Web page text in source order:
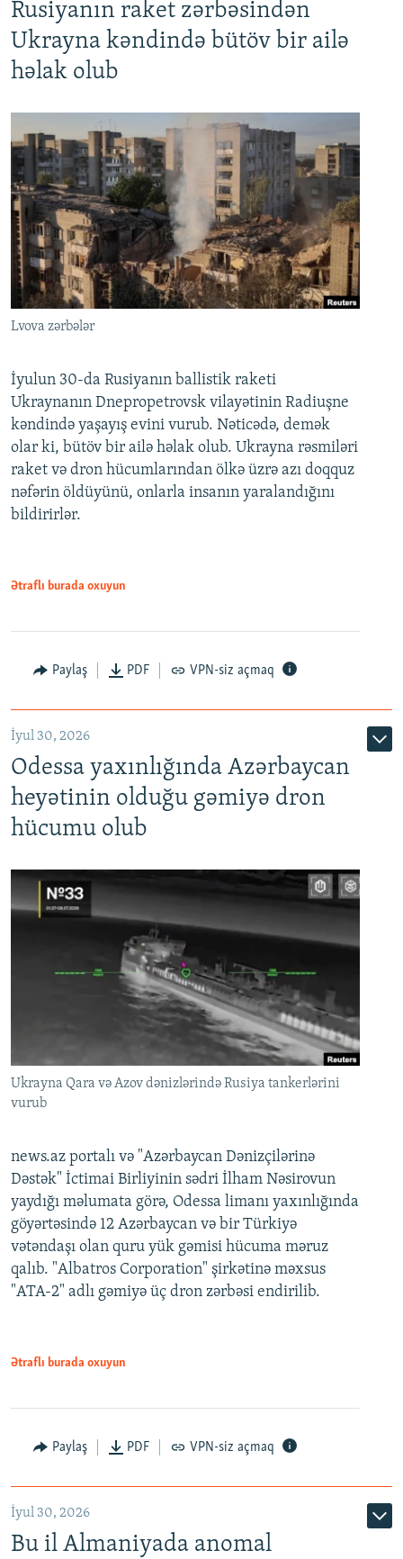
Rusiyanın raket zərbəsindən
Ukrayna kəndində bütöv bir ailə
həlak olub
Lvova zərbələr
İyulun 30-da Rusiyanın ballistik raketi
Ukraynanın Dnepropetrovsk vilayətinin Radiuşne
kəndində yaşayış evini vurub. Nəticədə, demək
olar ki, bütöv bir ailə həlak olub. Ukrayna rəsmiləri
raket və dron hücumlarından ölkə üzrə azı doqquz
nəfərin öldüyünü, onlarla insanın yaralandığını
bildirirlər.
Ətraflı burada oxuyun
Paylaş PDF VPN-siz açmaq
İyul 30, 2026
Odessa yaxınlığında Azərbaycan
heyətinin olduğu gəmiyə dron
hücumu olub
Ukrayna Qara və Azov dənizlərində Rusiya tankerlərini
vurub
news.az portalı və "Azərbaycan Dənizçilərinə
Dəstək" İctimai Birliyinin sədri İlham Nəsirovun
yaydığı məlumata görə, Odessa limanı yaxınlığında
göyərtəsində 12 Azərbaycan və bir Türkiyə
vətəndaşı olan quru yük gəmisi hücuma məruz
qalıb. "Albatros Corporation" şirkətinə məxsus
"ATA-2" adlı gəmiyə üç dron zərbəsi endirilib.
Ətraflı burada oxuyun
Paylaş PDF VPN-siz açmaq
İyul 30, 2026
Bu il Almaniyada anomal